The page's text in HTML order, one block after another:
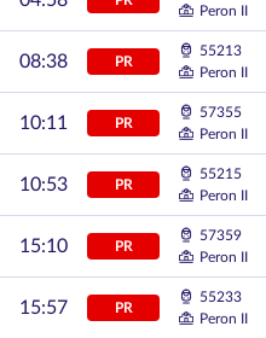
Peron II
08:38 PR
55213
Peron II
10:11 PR
57355
Peron II
10:53 PR
55215
Peron II
15:10 PR
57359
Peron II
15:57 PR
55233
Peron II